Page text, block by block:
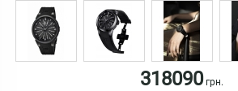
318090грн.